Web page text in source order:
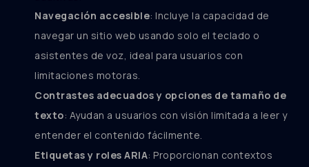
Navegación accesible: Incluye la capacidad de
navegar un sitio web usando solo el teclado o
asistentes de voz, ideal para usuarios con
limitaciones motoras.
Contrastes adecuados y opciones de tamaño de
texto: Ayudan a usuarios con visión limitada a leer y
entender el contenido fácilmente.
Etiquetas y roles ARIA: Proporcionan contextos